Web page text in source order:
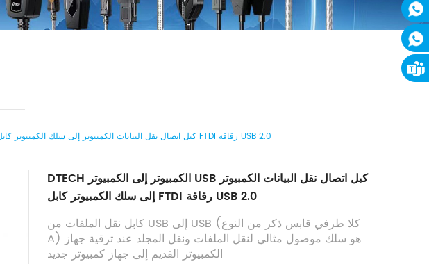
DTECH الكمبيوتر إلى الكمبيوتر USB كبل اتصال نقل البيانات الكمبيوتر إلى سلك الكمبيوتر كابل FTDI رقاقة USB 2.0
DTECH الكمبيوتر إلى الكمبيوتر USB كبل اتصال نقل البيانات الكمبيوتر
إلى سلك الكمبيوتر كابل FTDI رقاقة USB 2.0
كابل نقل الملفات من USB إلى USB (كلا طرفي قابس ذكر من النوع
A) هو سلك موصول مثالي لنقل الملفات ونقل المجلد عند ترقية جهاز
الكمبيوتر القديم إلى جهاز كمبيوتر جديد